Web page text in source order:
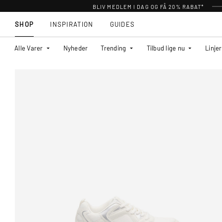
BLIV MEDLEM I DAG OG FÅ 20% RABAT*
SHOP
Alle Varer Nyheder Trending Tilbud lige nu Linjer
INSPIRATION GUIDES